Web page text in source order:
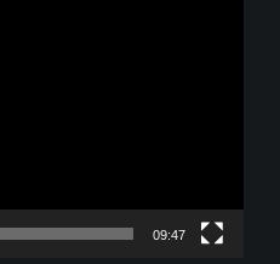
09:47